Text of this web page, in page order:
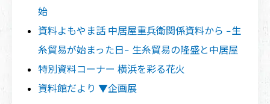
始
資料よもやま話 中居屋重兵衛関係資料から −生
糸貿易が始まった日− 生糸貿易の隆盛と中居屋
特別資料コーナー 横浜を彩る花火
資料館だより ▼企画展